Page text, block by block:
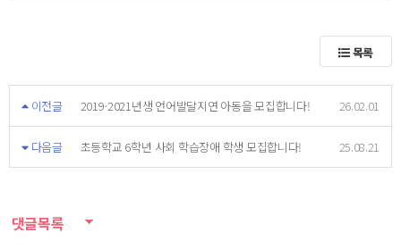
목록
이전글 2019-2021년생 언어발달지연 아동을 모집합니다! 26.02.01
다음글 초등학교 6학년 사회 학습장애 학생 모집합니다! 25.08.21
댓글목록